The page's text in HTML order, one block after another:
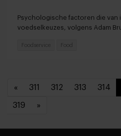
Psychologische factoren die van
voedselkeuzes, volgens Adam
Foodservice Food
« 311 312 313 314
319 »